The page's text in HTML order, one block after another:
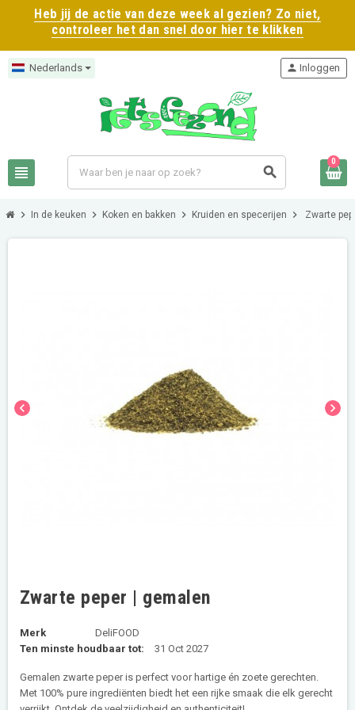
Heb jij de actie van deze week al gezien? Zo niet,
controleer het dan snel door hier te klikken
Nederlands
view_headline search
person Inloggen
0
chevron_right In de keuken chevron_right Koken en bakken chevron_right Kruiden en specerijen chevron_right Zwarte
chevron_left chevron_right
Zwarte peper | gemalen
Merk
DeliFOOD
Ten minste houdbaar tot:
31 Oct 2027
Gemalen zwarte peper is perfect voor hartige én zoete gerechten.
Met 100% pure ingrediënten biedt het een rijke smaak die elk gerecht